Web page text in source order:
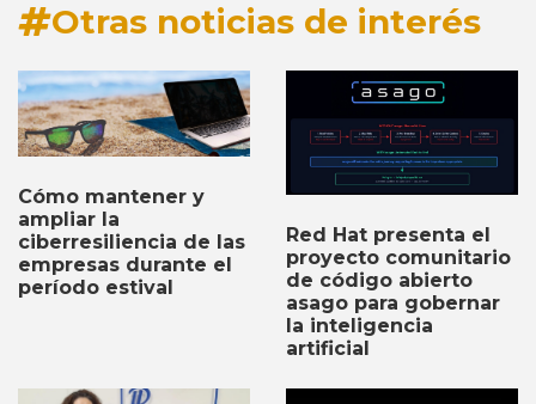
Otras noticias de interés
Cómo mantener y
ampliar la
ciberresiliencia de las
empresas durante el
período estival
Red Hat presenta el
proyecto comunitario
de código abierto
asago para gobernar
la inteligencia
artificial